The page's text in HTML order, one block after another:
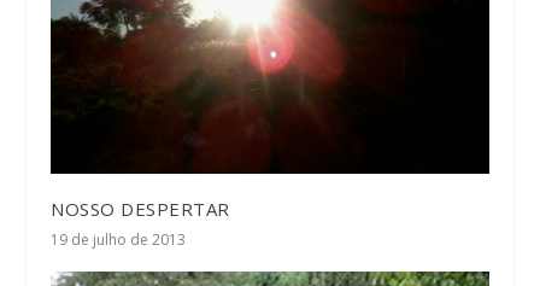
NOSSO DESPERTAR
19 de julho de 2013